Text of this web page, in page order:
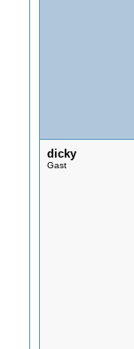
dicky
Gast